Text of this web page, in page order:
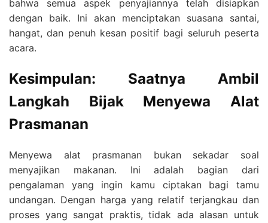
bahwa semua aspek penyajiannya telah disiapkan
dengan baik. Ini akan menciptakan suasana santai,
hangat, dan penuh kesan positif bagi seluruh peserta
acara.
Kesimpulan: Saatnya Ambil
Langkah Bijak Menyewa Alat
Prasmanan
Menyewa alat prasmanan bukan sekadar soal
menyajikan makanan. Ini adalah bagian dari
pengalaman yang ingin kamu ciptakan bagi tamu
undangan. Dengan harga yang relatif terjangkau dan
proses yang sangat praktis, tidak ada alasan untuk